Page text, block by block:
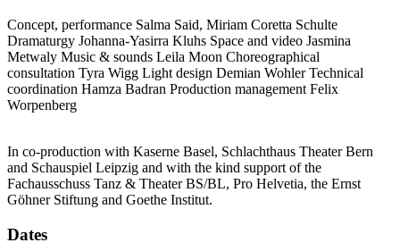
Concept, performance Salma Said, Miriam Coretta Schulte
Dramaturgy Johanna-Yasirra Kluhs Space and video Jasmina
Metwaly Music & sounds Leila Moon Choreographical
consultation Tyra Wigg Light design Demian WohlerTechnical
coordination Hamza Badran Production management Felix
Worpenberg
In co-production with Kaserne Basel, Schlachthaus Theater Bern
and Schauspiel Leipzig and with the kind support of the
Fachausschuss Tanz & Theater BS/BL, Pro Helvetia, the Ernst
Göhner Stiftung and Goethe Institut.
Dates